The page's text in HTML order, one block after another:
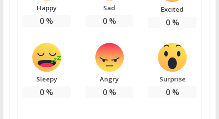
Happy
0 %
Sad
0%
Excited
0%
Sleepy
0 %
Angry
0%
Surprise
0%